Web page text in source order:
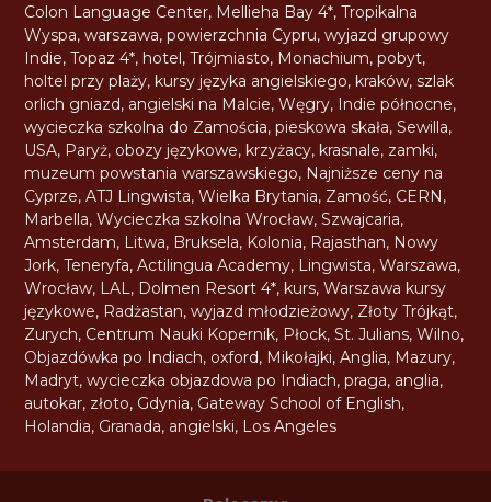
Colon Language Center, Mellieha Bay 4*,Tropikalna
Wyspa,warszawa,powierzchnia Cypru,wyjazd grupowy
Indie,Topaz 4*, hotel,Trójmiasto, Monachium,pobyt,
holtel przy plaży, kursy języka angielskiego, kraków,szlak
orlich gniazd, angielski na Malcie,Węgry, Indie północne,
wycieczka szkolna do Zamościa,pieskowa skała,Sewilla,
USA, Paryż, obozy językowe, krzyżacy, krasnale, zamki,
muzeum powstania warszawskiego, Najniższe ceny na
Cyprze,ATJ Lingwista,Wielka Brytania, Zamość, CERN,
Marbella,Wycieczka szkolna Wrocław,Szwajcaria,
Amsterdam, Litwa, Bruksela, Kolonia, Rajasthan, Nowy
Jork,Teneryfa,Actilingua Academy, Lingwista,Warszawa,
Wrocław, LAL, Dolmen Resort 4*, kurs,Warszawa kursy
językowe, Radżastan,wyjazd młodzieżowy, Złoty Trójkąt,
Zurych, Centrum Nauki Kopernik, Płock,St. Julians,Wilno,
Objazdówka po Indiach, oxford, Mikołajki,Anglia, Mazury,
Madryt,wycieczka objazdowa po Indiach,praga, anglia,
autokar, złoto, Gdynia, Gateway School of English,
Holandia, Granada, angielski, Los Angeles